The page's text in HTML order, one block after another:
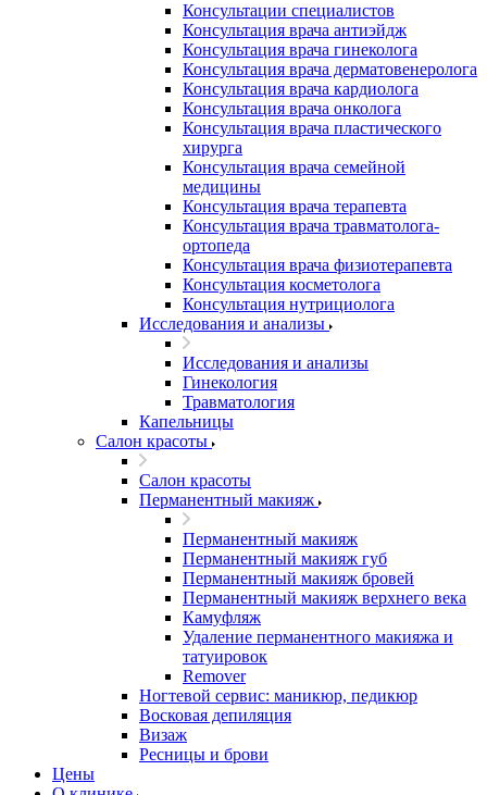
Консультации специалистов
Консультация врача антиэйдж
Консультация врача гинеколога
Консультация врача дерматовенеролога
Консультация врача кардиолога
Консультация врача онколога
Консультация врача пластического
хирурга
Консультация врача семейной
медицины
Консультация врача терапевта
Консультация врача травматолога-
ортопеда
Консультация врача физиотерапевта
Консультация косметолога
Консультация нутрициолога
Исследования и анализы
Исследования и анализы
Гинекология
Травматология
Капельницы
Салон красоты
Салон красоты
Перманентный макияж
Перманентный макияж
Перманентный макияж губ
Перманентный макияж бровей
Перманентный макияж верхнего века
Камуфляж
Удаление перманентного макияжа и
татуировок
Remover
Ногтевой сервис: маникюр, педикюр
Восковая депиляция
Визаж
Ресницы и брови
Цены